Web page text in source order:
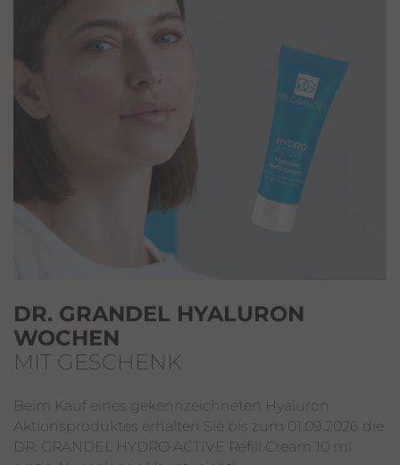
DR. GRANDEL HYALURON
WOCHEN
MIT GESCHENK
Beim Kauf eines gekennzeichneten Hyaluron
Aktionsproduktes erhalten Sie bis zum 01.09.2026 die
DR. GRANDEL HYDRO ACTIVE Refill Cream 10 ml